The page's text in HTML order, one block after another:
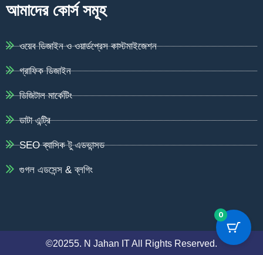
আমাদের কোর্স সমূহ
ওয়েব ডিজাইন ও ওয়ার্ডপ্রেস কাস্টমাইজেশন
গ্রাফিক ডিজাইন
ডিজিটাল মার্কেটিং
ডাটা এন্ট্রি
SEO ব্যাসিক টু এডভান্সড
গুগল এডসেন্স & ব্লগিং
©20255. N Jahan IT All Rights Reserved.
0